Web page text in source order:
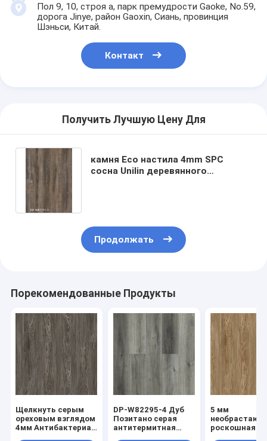
Пол 9, 10, строя a, парк премудрости Gaoke, No.59,
дорога Jinye, район Gaoxin, Сиань, провинция
Шэньси, Китай.
Контакт
Получить Лучшую Цену Для
камня Eco настила 4mm SPC
сосна Unilin деревянного
Продолжать
Порекомендованные Продукты
Щелкнуть серым
ореховым взглядом
4мм Антибактериал
DP-W82295-4 Дуб
Позитано серая
антитермитная
5 мм
роскошная